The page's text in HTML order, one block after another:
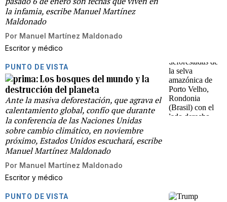
la infamia, escribe Manuel Martínez
Maldonado
Por Manuel Martínez Maldonado
Escritor y médico
PUNTO DE VISTA
Los bosques del mundo y la
destrucción del planeta
Ante la masiva deforestación, que agrava el
calentamiento global, confío que durante
la conferencia de las Naciones Unidas
sobre cambio climático, en noviembre
próximo, Estados Unidos escuchará, escribe
Manuel Martínez Maldonado
Por Manuel Martínez Maldonado
Escritor y médico
PUNTO DE VISTA